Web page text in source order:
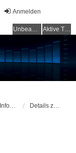
Anmelden
Unbeantwortete Themen Aktive Themen
Alle Infos zu den Kosten und wie ihr uns unterstützen könnt Details zu den Kosten und Bank/PayPal Daten